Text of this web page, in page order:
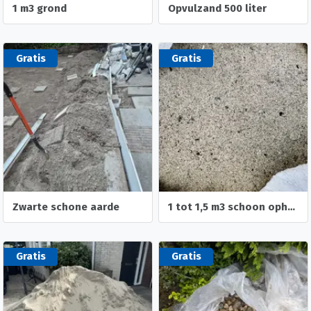
1 m3 grond Opvulzand 500 liter
Gratis
Zwarte schone aarde
Gratis
1 tot 1,5 m3 schoon ophoogzand
Gratis Gratis